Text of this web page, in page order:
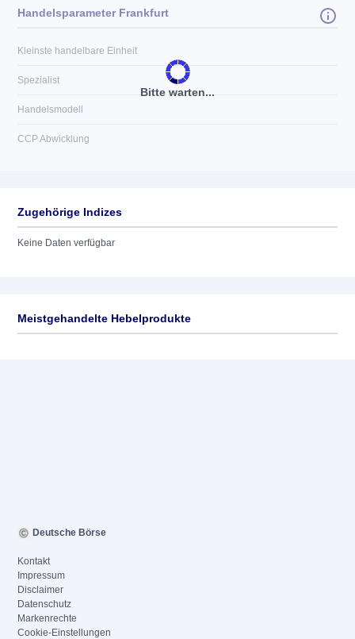
Bitte warten...
Handelsparameter Frankfurt
Kleinste handelbare Einheit
Spezialist
Handelsmodell
CCP Abwicklung
Zugehörige Indizes
Keine Daten verfügbar
Meistgehandelte Hebelprodukte
Deutsche Börse
Kontakt
Impressum
Disclaimer
Datenschutz
Markenrechte
Cookie-Einstellungen